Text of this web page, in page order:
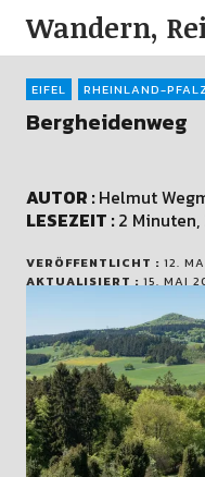
Wandern,
EIFEL RHEINLAND-
Bergheidenweg
AUTOR :Helmut
LESEZEIT :2
VERÖFFENTLICHT : 12.
AKTUALISIERT : 15. MAI